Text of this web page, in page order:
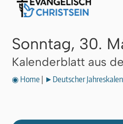
Sonntag, 30.
Kalenderblatt aus
◉ Home ►Deutscher